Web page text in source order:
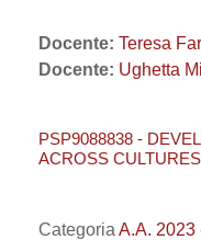
Docente: Teresa
Docente: Ughetta
PSP9088838 -
ACROSS
Categoria A.A. 2023